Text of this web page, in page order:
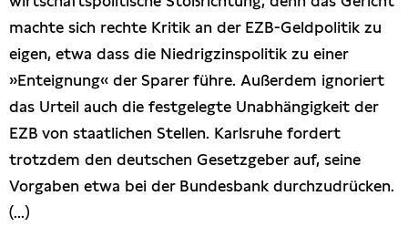
machte sich rechte Kritik an der EZB-Geldpolitik zu
eigen, etwa dass die Niedrigzinspolitik zu einer
»Enteignung« der Sparer führe. Außerdem ignoriert
das Urteil auch die festgelegte Unabhängigkeit der
EZB von staatlichen Stellen. Karlsruhe fordert
trotzdem den deutschen Gesetzgeber auf, seine
Vorgaben etwa bei der Bundesbank durchzudrücken.
(...)